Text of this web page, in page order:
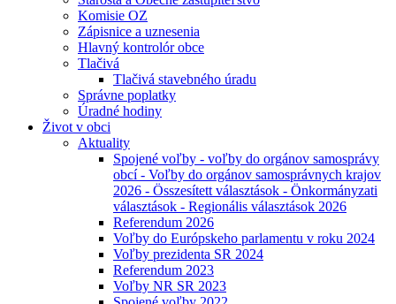
Komisie OZ
Zápisnice a uznesenia
Hlavný kontrolór obce
Tlačivá
Tlačivá stavebného úradu
Správne poplatky
Úradné hodiny
Život v obci
Aktuality
Spojené voľby - voľby do orgánov samosprávy
obcí - Voľby do orgánov samosprávnych krajov
2026 - Összesített választások - Önkormányzati
választások - Regionális választások 2026
Referendum 2026
Voľby do Európskeho parlamentu v roku 2024
Voľby prezidenta SR 2024
Referendum 2023
Voľby NR SR 2023